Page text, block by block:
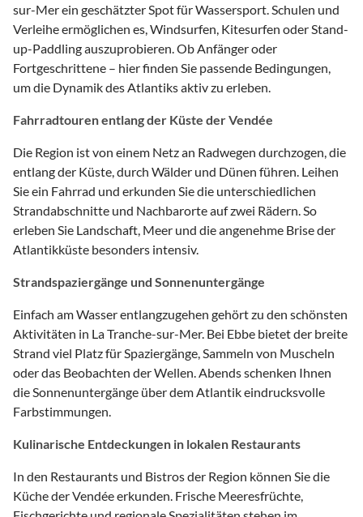
sur-Mer ein geschätzter Spot für Wassersport. Schulen und
Verleihe ermöglichen es, Windsurfen, Kitesurfen oder Stand-
up-Paddling auszuprobieren. Ob Anfänger oder
Fortgeschrittene – hier finden Sie passende Bedingungen,
um die Dynamik des Atlantiks aktiv zu erleben.
Fahrradtouren entlang der Küste der Vendée
Die Region ist von einem Netz an Radwegen durchzogen, die
entlang der Küste, durch Wälder und Dünen führen. Leihen
Sie ein Fahrrad und erkunden Sie die unterschiedlichen
Strandabschnitte und Nachbarorte auf zwei Rädern. So
erleben Sie Landschaft, Meer und die angenehme Brise der
Atlantikküste besonders intensiv.
Strandspaziergänge und Sonnenuntergänge
Einfach am Wasser entlangzugehen gehört zu den schönsten
Aktivitäten in La Tranche-sur-Mer. Bei Ebbe bietet der breite
Strand viel Platz für Spaziergänge, Sammeln von Muscheln
oder das Beobachten der Wellen. Abends schenken Ihnen
die Sonnenuntergänge über dem Atlantik eindrucksvolle
Farbstimmungen.
Kulinarische Entdeckungen in lokalen Restaurants
In den Restaurants und Bistros der Region können Sie die
Küche der Vendée erkunden. Frische Meeresfrüchte,